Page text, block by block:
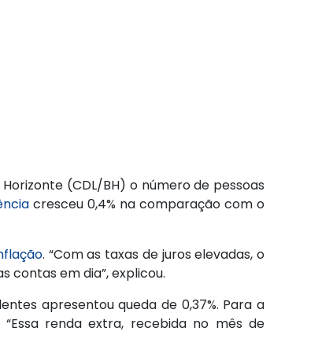
(CDL/BH) o número de pessoas
cresceu 0,4% na comparação com o
. “Com as taxas de juros elevadas, o
contas em dia”, explicou.
apresentou queda de 0,37%. Para a
renda extra, recebida no mês de